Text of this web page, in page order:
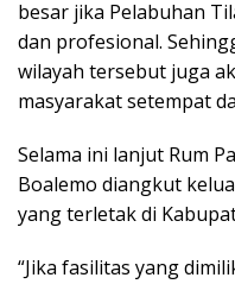
besar jika Pelabuhan
dan profesional.
wilayah tersebut juga
masyarakat setempat
Selama ini lanjut Rum
Boalemo diangkut
yang terletak di
“Jika fasilitas yang